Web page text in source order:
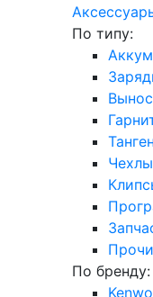
По типу:
По бренду: